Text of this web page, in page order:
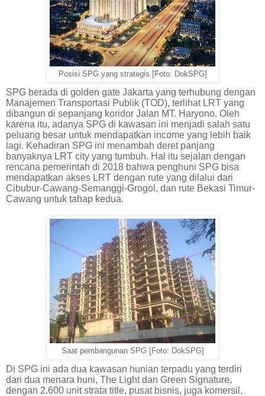
Posisi SPG yang strategis [Foto: DokSPG]
SPG berada di golden gate Jakarta yang terhubung dengan
Manajemen Transportasi Publik (TOD), terlihat LRT yang
dibangun di sepanjang koridor Jalan MT. Haryono. Oleh
karena itu, adanya SPG di kawasan ini menjadi salah satu
peluang besar untuk mendapatkan income yang lebih baik
lagi. Kehadiran SPG ini menambah deret panjang
banyaknya LRT city yang tumbuh. Hal itu sejalan dengan
rencana pemerintah di 2018 bahwa penghuni SPG bisa
mendapatkan akses LRT dengan rute yang dilalui dari
Cibubur-Cawang-Semanggi-Grogol, dan rute Bekasi Timur-
Cawang untuk tahap kedua.
Saat pembangunan SPG [Foto: DokSPG]
Di SPG ini ada dua kawasan hunian terpadu yang terdiri
dari dua menara huni, The Light dan Green Signature,
dengan 2.600 unit strata title, pusat bisnis, juga komersil,